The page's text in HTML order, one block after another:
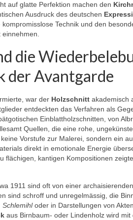
auf glatte Perfektion machen den
Ausdruck des deutschen
Technik und den
die
der Avantgarde
war der Holzschnitt akademisch
entdeckten das Verfahren als
Einblattholzschnitten, von
Quellen, die eine rohe,
Vorstufe zur Malerei, sondern ein
direkt in emotionale Energie
flächigen, kantigen Kompositionen
1911 sind oft von einer
sind schroff und unregelmässig, die
Schlemihloder in Darstellungen von
aus Birnbaum- oder Lindenholz wird